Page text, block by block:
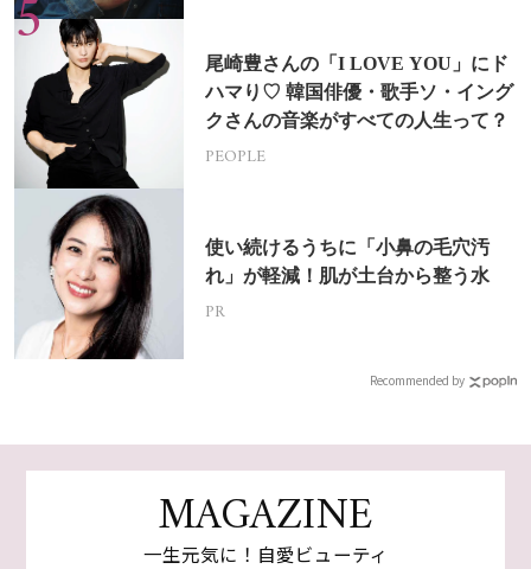
尾崎豊さんの「I LOVE YOU」にド
ハマり♡ 韓国俳優・歌手ソ・イング
クさんの音楽がすべての人生って？
PEOPLE
使い続けるうちに「小鼻の毛穴汚
れ」が軽減！肌が土台から整う水
PR
Recommended by
MAGAZINE
一生元気に！自愛ビューティ